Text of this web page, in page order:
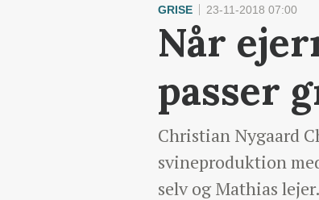
GRISE 23-11-2018 07:00
Når
passer
Christian Nygaard
svineproduktion
selv og Mathias